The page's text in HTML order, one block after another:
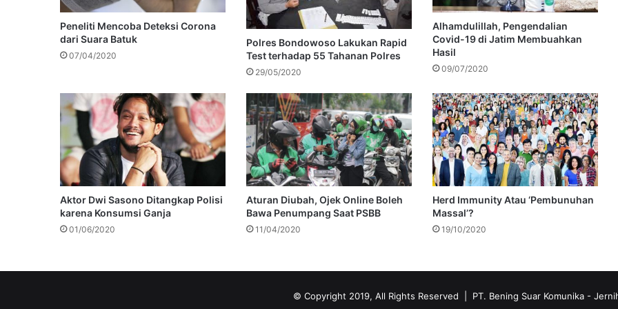
Peneliti Mencoba Deteksi Corona
dari Suara Batuk
07/04/2020
Polres Bondowoso Lakukan Rapid
Test terhadap 55 Tahanan Polres
29/05/2020
Alhamdulillah, Pengendalian
Covid-19 di Jatim Membuahkan
Hasil
09/07/2020
Aktor Dwi Sasono Ditangkap Polisi
karena Konsumsi Ganja
01/06/2020
Aturan Diubah, Ojek Online Boleh
Bawa Penumpang Saat PSBB
11/04/2020
Herd Immunity Atau ‘Pembunuhan
Massal’?
19/10/2020
© Copyright 2019, All Rights Reserved | PT. Bening Suar Komunika -